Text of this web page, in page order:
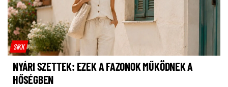
SIKK
NYÁRI SZETTEK: EZEK A FAZONOK MŰKÖDNEK A
HŐSÉGBEN